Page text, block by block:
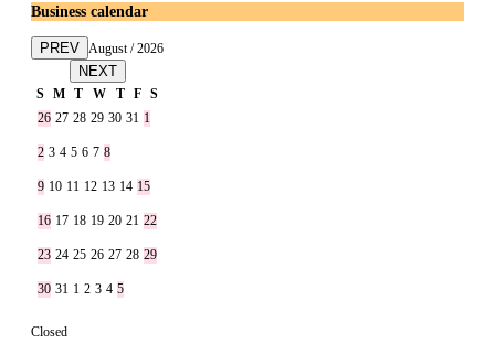
Business calendar
PREV August / 2026
NEXT
S M T W T F S
26 27 28 29 30 31 1
2 3 4 5 6 7 8
9 10 11 12 13 14 15
16 17 18 19 20 21 22
23 24 25 26 27 28 29
30 31 1 2 3 4 5
Closed